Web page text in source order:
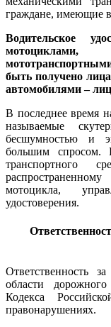
граждане, имеющие
Водительское
быть получено
автомобилями –
В последнее время
называемые
бесшумностью и
большим спросом.
мотоцикла,
удостоверения.
Ответственность
области
Кодекса
правонарушениях.